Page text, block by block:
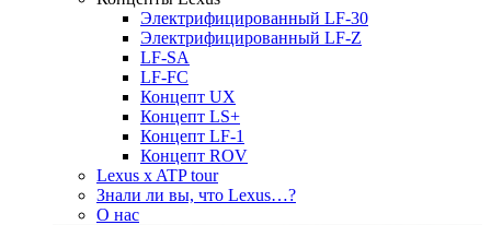
Электрифицированный LF-30
Электрифицированный LF-Z
LF-SA
LF-FC
Концепт UX
Концепт LS+
Концепт LF-1
Концепт ROV
Lexus x ATP tour
Знали ли вы, что Lexus…?
О нас